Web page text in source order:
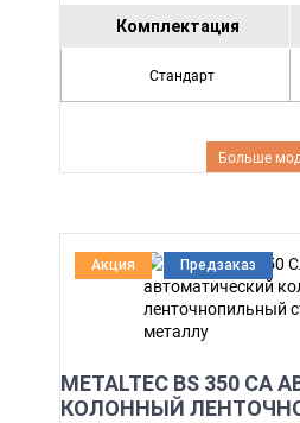
Комплектация
Стандарт
Больше
Акция Предзаказ
METALTEC BS 350
КОЛОННЫЙ